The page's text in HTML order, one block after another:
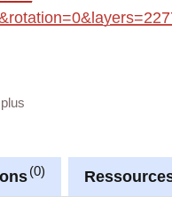
00d7-4fa6-
guest
0